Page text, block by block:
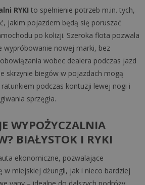
RYKI to spełnienie potrzeb m.in. tych,
jakim pojazdem będą się poruszać
po kolizji. Szeroka flota pozwala
nowej marki, bez
wobec dealera podczas jazd
skrzynie biegów w pojazdach mogą
podczas kontuzji lewej nogi i
sprzęgła.
WYPOŻYCZALNIA
BIAŁYSTOK I RYKI
ekonomiczne, pozwalające
w miejskiej dżungli, jak i nieco bardziej
vany – idealne do dalszych podróży.